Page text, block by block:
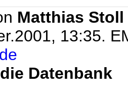
Matthias Stoll
13:35.
Datenbank